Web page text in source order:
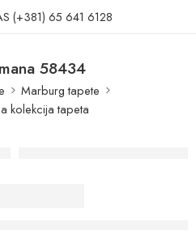
(+381) 65 641 6128
58434
Marburg tapete
kolekcija tapeta